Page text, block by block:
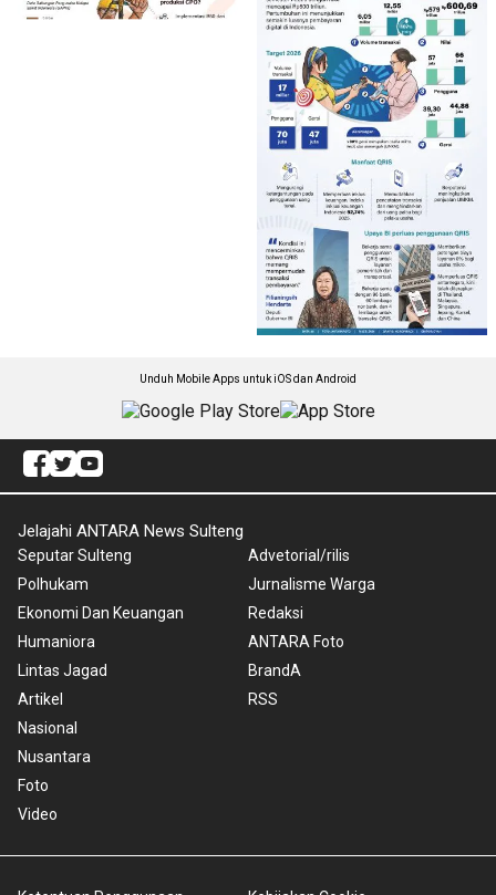
Unduh Mobile Apps untuk iOS dan Android
Jelajahi ANTARA News Sulteng
Seputar Sulteng
Polhukam
Ekonomi Dan Keuangan
Humaniora
Lintas Jagad
Artikel
Nasional
Nusantara
Foto
Video
Advetorial/rilis
Jurnalisme Warga
Redaksi
ANTARA Foto
BrandA
RSS